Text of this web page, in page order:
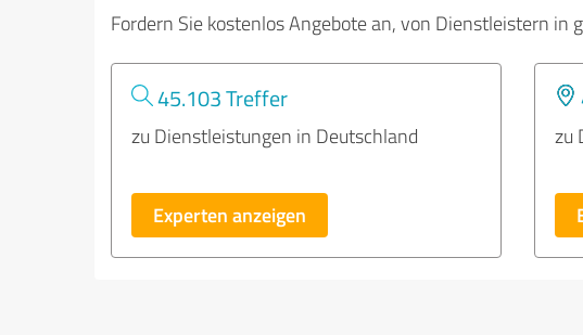
Fordern Sie kostenlos Angebote an, von Dienstleistern
45.103 Treffer
zu Dienstleistungen in Deutschland
Experten anzeigen
zu